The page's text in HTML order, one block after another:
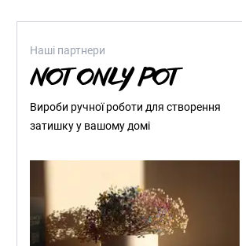
Наші партнери
Вироби ручної роботи для створення
затишку у вашому домі